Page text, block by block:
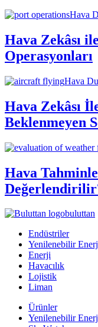
Hava
Hava Zekâsı
Operasyonları
Hava
Hava Zekâsı
Beklenmeyen
Hava
buluttan
Endüstriler
Yenilenebilir
Enerji
Havacılık
Lojistik
Liman
Ürünler
Yenilenebilir